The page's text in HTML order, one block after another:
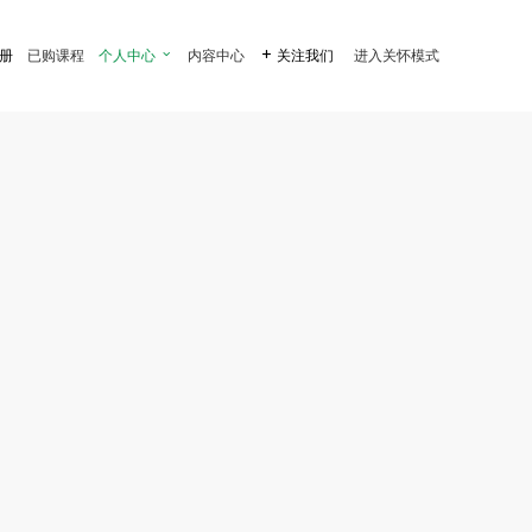
已购课程 个人中心  内容中心  关注我们 进入关怀模式